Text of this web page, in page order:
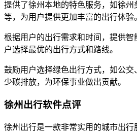
提供了徐州本地的特色服务，如徐
等，为用户提供更加丰富的出行体验
根据用户的出行需求和时间，提供智
户选择最优的出行方式和路线。
鼓励用户选择绿色出行方式，如公
少碳排放，为环保事业做出贡献。
徐州出行软件点评
徐州出行是一款非常实用的城市出